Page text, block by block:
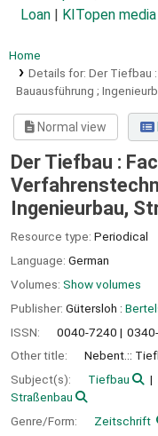
Loan
KITopen media
Home
Details for: Der Tiefbau :
Bauausführung ;
Normal view
Der Tiefbau :
Ingenieurbau,
Resource type: Periodical
Language: German
Volumes: Show volumes
Publisher: Gütersloh :
ISSN:
0040-7240
Other title:
Nebent.::
Subject(s):
Tiefbau
Straßenbau
Genre/Form:
Zeitschrift